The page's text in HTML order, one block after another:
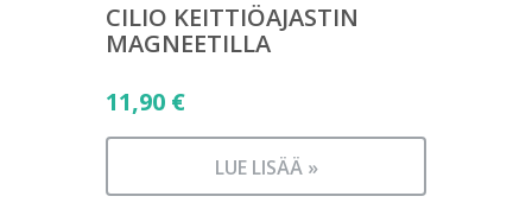
CILIO KEITTIÖAJASTIN
MAGNEETILLA
11,90 €
LUE LISÄÄ »